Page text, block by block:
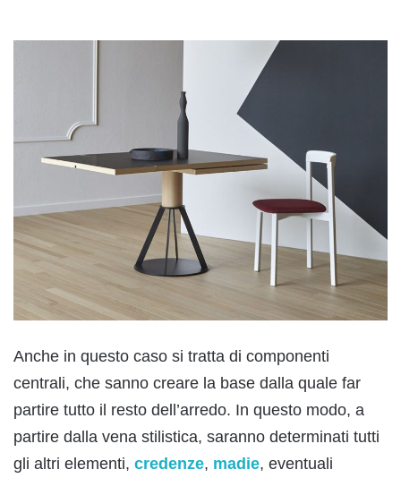
Anche in questo caso si tratta di componenti
centrali, che sanno creare la base dalla quale far
partire tutto il resto dell’arredo. In questo modo, a
partire dalla vena stilistica, saranno determinati tutti
gli altri elementi, credenze, madie, eventuali